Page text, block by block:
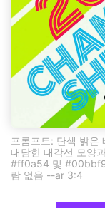
프롬프트: 단색 밝은
대담한 대각선 모양
#ff0a54 및 #00bbf9
람 없음 --ar 3:4